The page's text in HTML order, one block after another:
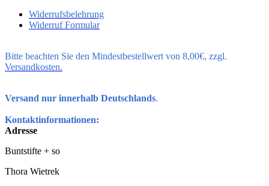
Widerrufsbelehrung
Widerruf Formular
Bitte beachten Sie den Mindestbestellwert von 8,00€, zzgl.
Versandkosten.
Versand nur innerhalb Deutschlands.
Kontaktinformationen:
Adresse
Buntstifte + so
Thora Wietrek